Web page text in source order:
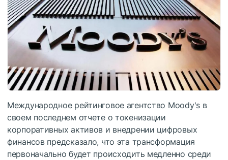
Международное рейтинговое агентство Moody's в
своем последнем отчете о токенизации
корпоративных активов и внедрении цифровых
финансов предсказало, что эта трансформация
первоначально будет происходить медленно среди